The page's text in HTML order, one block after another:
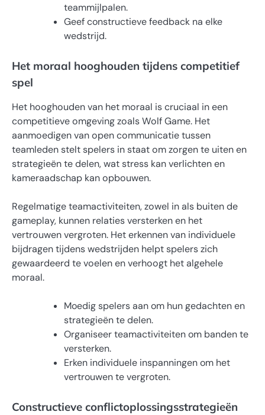
teammijlpalen.
Geef constructieve feedback na elke
wedstrijd.
Het moraal hooghouden tijdens competitief
spel
Het hooghouden van het moraal is cruciaal in een
competitieve omgeving zoals Wolf Game. Het
aanmoedigen van open communicatie tussen
teamleden stelt spelers in staat om zorgen te uiten en
strategieën te delen, wat stress kan verlichten en
kameraadschap kan opbouwen.
Regelmatige teamactiviteiten, zowel in als buiten de
gameplay, kunnen relaties versterken en het
vertrouwen vergroten. Het erkennen van individuele
bijdragen tijdens wedstrijden helpt spelers zich
gewaardeerd te voelen en verhoogt het algehele
moraal.
Moedig spelers aan om hun gedachten en
strategieën te delen.
Organiseer teamactiviteiten om banden te
versterken.
Erken individuele inspanningen om het
vertrouwen te vergroten.
Constructieve conflictoplossingsstrategieën